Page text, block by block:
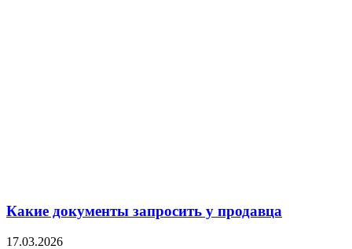
Какие документы запросить у продавца
17.03.2026